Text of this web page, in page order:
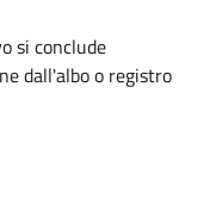
si conclude
dall'albo o registro